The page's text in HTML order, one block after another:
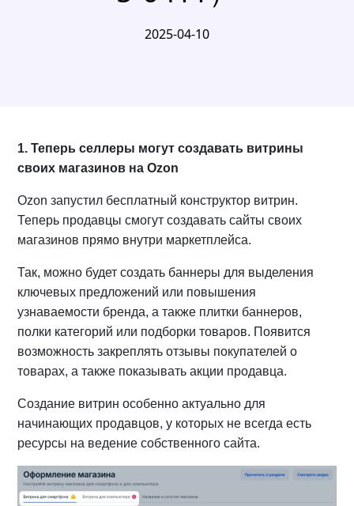
2025-04-10
1. Теперь селлеры могут создавать витрины
своих магазинов на Ozon
Ozon запустил бесплатный конструктор витрин.
Теперь продавцы смогут создавать сайты своих
магазинов прямо внутри маркетплейса.
Так, можно будет создать баннеры для выделения
ключевых предложений или повышения
узнаваемости бренда, а также плитки баннеров,
полки категорий или подборки товаров. Появится
возможность закреплять отзывы покупателей о
товарах, а также показывать акции продавца.
Создание витрин особенно актуально для
начинающих продавцов, у которых не всегда есть
ресурсы на ведение собственного сайта.